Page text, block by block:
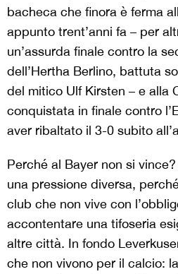
bacheca che finora è ferma
appunto trent’anni fa – per
un’assurda finale contro la
dell’Hertha Berlino, battuta
del mitico Ulf Kirsten – e alla
conquistata in finale contro
aver ribaltato il 3-0 subito
Perché al Bayer non si
una pressione diversa,
club che non vive con
accontentare una tifoseria
altre città. In fondo
che non vivono per il calcio: